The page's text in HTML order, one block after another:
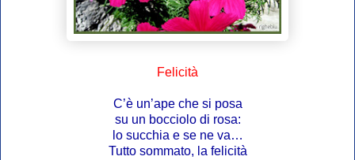
Felicità
C’è un’ape che si posa
su un bocciolo di rosa:
lo succhia e se ne va…
Tutto sommato, la felicità